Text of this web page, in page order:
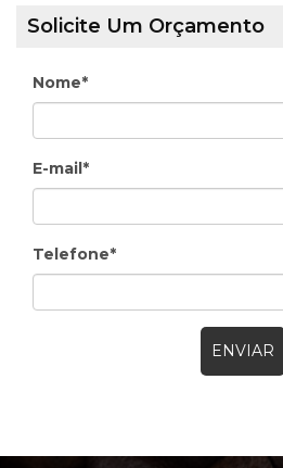
Solicite Um Orçamento
Nome*
E-mail*
Telefone*
ENVIAR